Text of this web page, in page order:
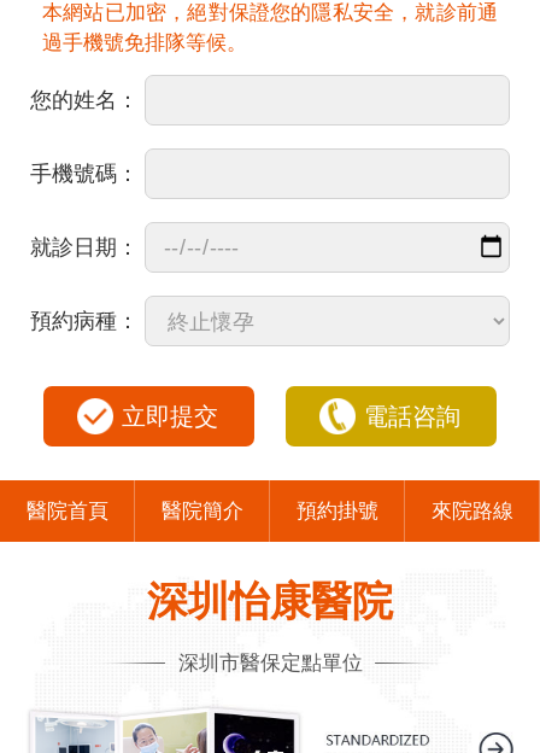
本網站已加密，絕對保證您的隱私安全，就診前通
過手機號免排隊等候。
您的姓名：
手機號碼：
就診日期：
預約病種：
立即提交 電話咨詢
醫院首頁 醫院簡介 預約掛號 來院路線
深圳怡康醫院
深圳市醫保定點單位